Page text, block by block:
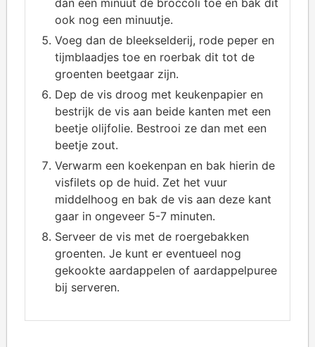
dan een minuut de broccoli toe en bak dit
ook nog een minuutje.
Voeg dan de bleekselderij, rode peper en
tijmblaadjes toe en roerbak dit tot de
groenten beetgaar zijn.
Dep de vis droog met keukenpapier en
bestrijk de vis aan beide kanten met een
beetje olijfolie. Bestrooi ze dan met een
beetje zout.
Verwarm een koekenpan en bak hierin de
visfilets op de huid. Zet het vuur
middelhoog en bak de vis aan deze kant
gaar in ongeveer 5-7 minuten.
Serveer de vis met de roergebakken
groenten. Je kunt er eventueel nog
gekookte aardappelen of aardappelpuree
bij serveren.